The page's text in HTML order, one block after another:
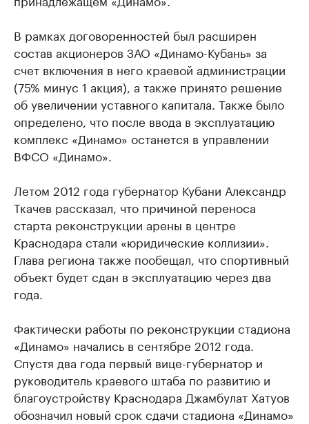
В рамках договоренностей был расширен
состав акционеров ЗАО «Динамо-Кубань» за
счет включения в него краевой администрации
(75% минус 1 акция), а также принято решение
об увеличении уставного капитала. Также было
определено, что после ввода в эксплуатацию
комплекс «Динамо» останется в управлении
ВФСО «Динамо».
Летом 2012 года губернатор Кубани Александр
Ткачев рассказал, что причиной переноса
старта реконструкции арены в центре
Краснодара стали «юридические коллизии».
Глава региона также пообещал, что спортивный
объект будет сдан в эксплуатацию через два
года.
Фактически работы по реконструкции стадиона
«Динамо» начались в сентябре 2012 года.
Спустя два года первый вице-губернатор и
руководитель краевого штаба по развитию и
благоустройству Краснодара Джамбулат Хатуов
обозначил новый срок сдачи стадиона «Динамо»